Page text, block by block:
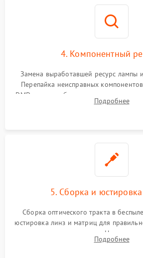
4. Компонентный
Замена выработавшей ресурс лампы
Перепайка неисправных
DMD-чипа при битых пикселях,
колеса или восстановлениеПодробнее
5. Сборка и
Сборка оптического тракта в
юстировка линз и матриц для
и устранения размытия. Надежное
шлейфов, установка датчиков и
Подробнее